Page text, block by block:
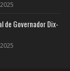
de Governador Dix-